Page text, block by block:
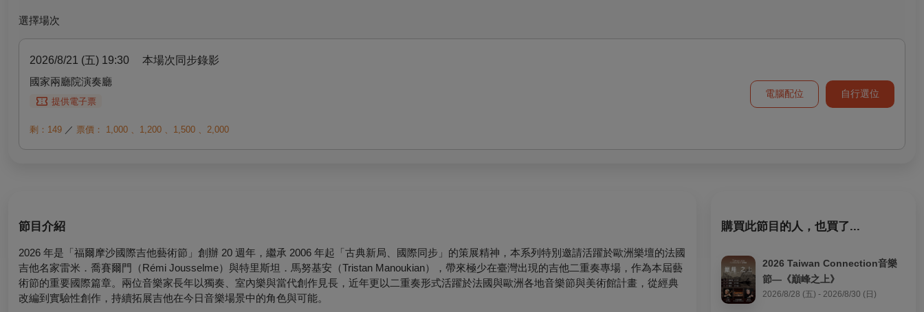
選擇場次
2026/8/21 (五) 19:30
本場次同步錄影
國家兩廳院演奏廳
提供電子票
剩：149 ／ 票價： 1,000 、 1,200 、 1,500 、 2,000
電腦配位 自行選位
節目介紹
2026 年是「福爾摩沙國際吉他藝術節」創辦 20 週年，繼承 2006 年起「古典新局、國際同步」的策展精神，本系列特別邀請活躍於歐洲樂壇的法國
吉他名家雷米．喬賽爾門（Rémi Jousselme）與特里斯坦．馬努基安（Tristan Manoukian），帶來極少在臺灣出現的吉他二重奏專場，作為本屆藝
術節的重要國際篇章。兩位音樂家長年以獨奏、室內樂與當代創作見長，近年更以二重奏形式活躍於法國與歐洲各地音樂節與美術館計畫，從經典
改編到實驗性創作，持續拓展吉他在今日音樂場景中的角色與可能。
購買此節目的人，也買了...
2026 Taiwan Connection音樂
節—《巔峰之上》
2026/8/28 (五) - 2026/8/30 (日)